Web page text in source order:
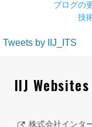
ブログの
技
Tweets by IIJ_ITS
IIJ Websites
株式会社インタ